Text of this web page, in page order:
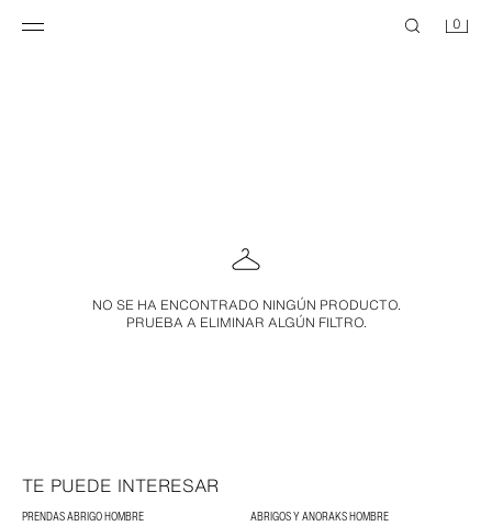
0
NO SE HA ENCONTRADO NINGÚN PRODUCTO.
PRUEBA A ELIMINAR ALGÚN FILTRO.
TE PUEDE INTERESAR
PRENDAS ABRIGO HOMBRE
ABRIGOS Y ANORAKS HOMBRE